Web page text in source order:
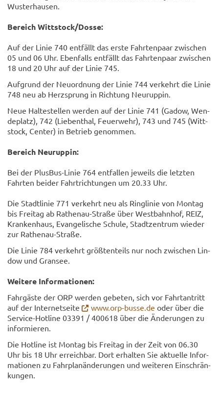
Wus­ter­hau­sen.
Be­reich Witt­stock/Dosse:
Auf der Linie 740 ent­fällt das erste Fahr­ten­paar zwi­schen
05 und 06 Uhr. Eben­falls ent­fällt das Fahr­ten­paar zwi­schen
18 und 20 Uhr auf der Linie 745.
Auf­grund der Neu­ord­nung der Linie 744 ver­kehrt die Linie
748 neu ab Herz­sprung in Rich­tung Neu­rup­pin.
Neue Hal­te­stel­len wer­den auf der Linie 741 (Gadow, Wen­
de­platz), 742 (Lie­ben­thal, Feu­er­wehr), 743 und 745 (Witt­
stock, Cen­ter) in Be­trieb ge­nom­men.
Be­reich Neu­rup­pin:
Bei der PlusBus-​Linie 764 ent­fal­len je­weils die letz­ten
Fahr­ten bei­der Fahrt­rich­tun­gen um 20.33 Uhr.
Die Stadt­li­nie 771 ver­kehrt neu als Ring­li­nie von Mon­tag
bis Frei­tag ab Rathenau-​Straße über West­bahn­hof, REIZ,
Kran­ken­haus, Evan­ge­li­sche Schu­le, Stadt­zen­trum wie­der
zur Rathenau-​Straße.
Die Linie 784 ver­kehrt größ­ten­teils nur noch zwi­schen Lin­
dow und Gran­see.
Wei­te­re In­for­ma­tio­nen:
Fahr­gäs­te der ORP wer­den ge­be­ten, sich vor Fahrt­an­tritt
auf der In­ter­net­sei­te
www.orp-​busse.de oder über die
Service-​Hotline 03391 / 400618 über die Än­de­run­gen zu
in­for­mie­ren.
Die Hot­line ist Mon­tag bis Frei­tag in der Zeit von 06.30
Uhr bis 18 Uhr er­reich­bar. Dort er­hal­ten Sie ak­tu­el­le In­for­
ma­tio­nen zu Fahr­plan­än­de­run­gen und wei­te­ren Ein­schrän­
kun­gen.